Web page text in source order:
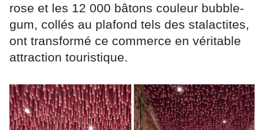
rose et les 12 000 bâtons couleur bubble-
gum, collés au plafond tels des stalactites,
ont transformé ce commerce en véritable
attraction touristique.